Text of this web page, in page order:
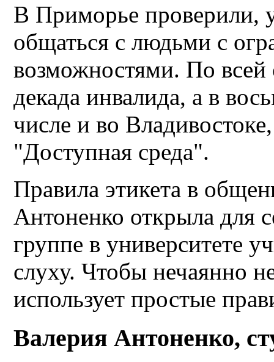
В Приморье проверили,
общаться с людьми с
возможностями. По всей
декада инвалида, а в
числе и во
"Доступная среда".
Правила этикета в
Антоненко открыла для
группе в университете
слуху. Чтобы нечаянно
использует простые
Валерия Антоненко,